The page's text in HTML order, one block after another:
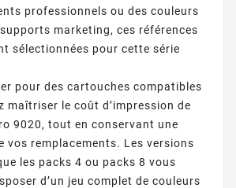
professionnels ou des couleurs
marketing, ces références
sélectionnées pour cette série
pour des cartouches compatibles
maîtriser le coût d’impression de
9020, tout en conservant une
vos remplacements. Les versions
les packs 4 ou packs 8 vous
d’un jeu complet de couleurs